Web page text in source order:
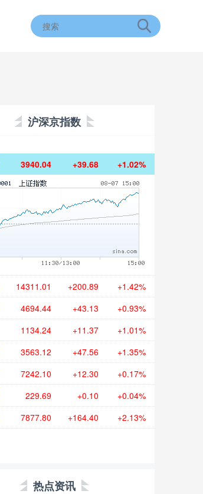
沪深京指数
3940.04 +39.68 +1.02%
14311.01 +200.89 +1.42%
4694.44 +43.13 +0.93%
1134.24 +11.37 +1.01%
3563.12 +47.56 +1.35%
7242.10 +12.30 +0.17%
229.69 +0.10 +0.04%
7877.80 +164.40 +2.13%
热点资讯